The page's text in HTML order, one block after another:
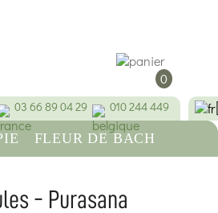
0
03 66 89 04 29 010 244 449
FLEUR DE BACH
- Purasana